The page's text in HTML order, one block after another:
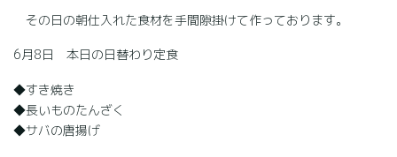
その日の朝仕入れた食材を手間隙掛けて作っております。
6月8日 本日の日替わり定食
◆すき焼き
◆長いものたんざく
◆サバの唐揚げ